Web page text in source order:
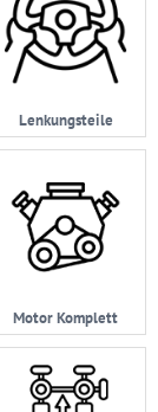
Lenkungsteile
Motor Komplett